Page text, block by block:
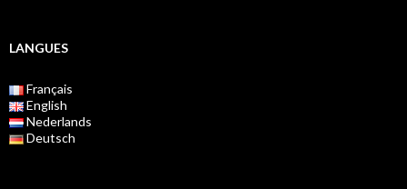
LANGUES
Français
English
Nederlands
Deutsch